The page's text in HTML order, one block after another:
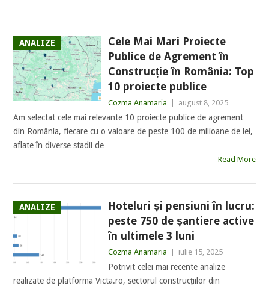
ANALIZE
Cele Mai Mari Proiecte
Publice de Agrement în
Construcție în România: Top
10 proiecte publice
Cozma Anamaria august 8, 2025
Am selectat cele mai relevante 10 proiecte publice de agrement
din România, fiecare cu o valoare de peste 100 de milioane de lei,
aflate în diverse stadii de
Read More
ANALIZE
Hoteluri și pensiuni în lucru:
peste 750 de șantiere active
în ultimele 3 luni
Cozma Anamaria iulie 15, 2025
Potrivit celei mai recente analize
realizate de platforma Victa.ro, sectorul construcțiilor din